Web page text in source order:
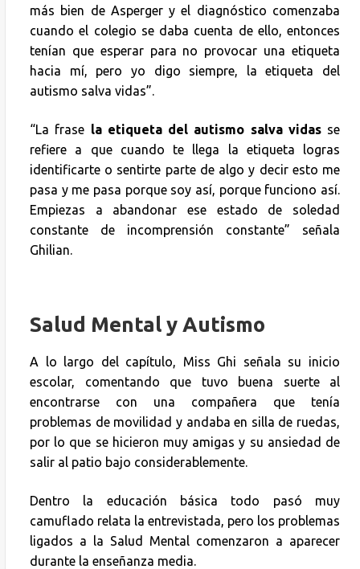
más bien de Asperger y el diagnóstico comenzaba
cuando el colegio se daba cuenta de ello, entonces
tenían que esperar para no provocar una etiqueta
hacia mí, pero yo digo siempre, la etiqueta del
autismo salva vidas”.
“La frase la etiqueta del autismo salva vidasse
refiere a que cuando te llega la etiqueta logras
identificarte o sentirte parte de algo y decir esto me
pasa y me pasa porque soy así, porque funciono así.
Empiezas a abandonar ese estado de soledad
constante de incomprensión constante” señala
Ghilian.
Salud Mental y Autismo
A lo largo del capítulo, Miss Ghi señala su inicio
escolar, comentando que tuvo buena suerte al
encontrarse con una compañera que tenía
problemas de movilidad y andaba en silla de ruedas,
por lo que se hicieron muy amigas y su ansiedad de
salir al patio bajo considerablemente.
Dentro la educación básica todo pasó muy
camuflado relata la entrevistada, pero los problemas
ligados a la Salud Mental comenzaron a aparecer
durante la enseñanza media.